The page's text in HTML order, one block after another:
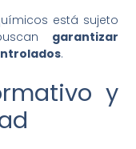
está sujeto
garantizar
.
y